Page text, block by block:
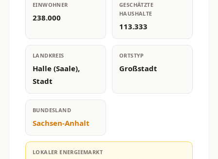
EINWOHNER
238.000
GESCHÄTZTE
HAUSHALTE
113.333
LANDKREIS
Halle (Saale),
Stadt
ORTSTYP
Großstadt
BUNDESLAND
Sachsen-Anhalt
LOKALER ENERGIEMARKT